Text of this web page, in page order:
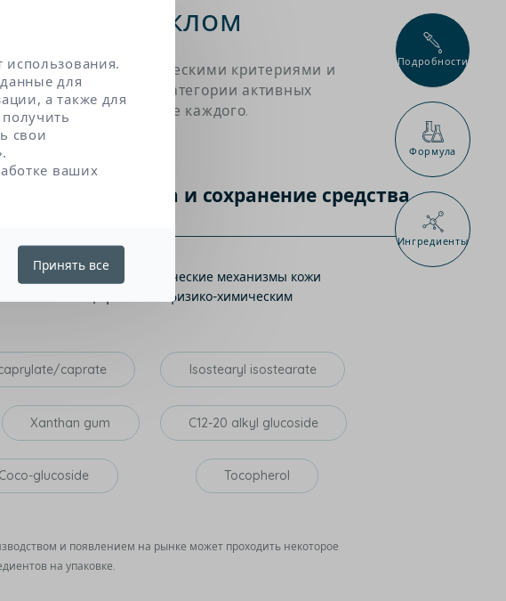
Подробности
Формула
Ингредиенты
стеклом
дерматологическими критериями и
на три основные категории активных
роль и происхождение каждого.
Защита и сохранение средства
или улучшают биологические механизмы кожи
очень специфическим физико-химическим
caprate Isostearyl isostearate
Xanthan gum C12-20 alkyl glucoside
Coco-glucoside Tocopherol
и появлением на рынке может проходить некоторое
на упаковке.
для
а также для
свои
ваших
Принять все